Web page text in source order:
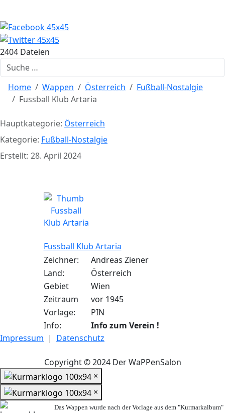
2404 Dateien
Suchen
Home Wappen Österreich
Fußball-Nostalgie
Fussball Klub Artaria
Hauptkategorie: Österreich
Kategorie: Fußball-Nostalgie
Erstellt: 28. April 2024
Fussball Klub Artaria
Zeichner:
Andreas Ziener
Land:
Österreich
Gebiet
Wien
Zeitraum
vor 1945
Vorlage:
PIN
Info:
Info zum Verein !
Impressum | Datenschutz
Copyright © 2024 Der WaPPenSalon
×
×
Das Wappen wurde nach der Vorlage aus dem "Kurmarkalbum"